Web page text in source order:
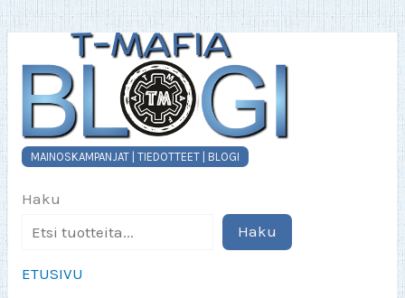
MAINOSKAMPANJAT | TIEDOTTEET | BLOGI
Haku
Haku
ETUSIVU
tuotteen
sivulla.